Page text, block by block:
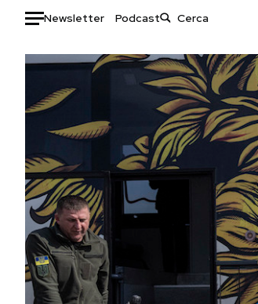
Newsletter Podcast
Auto
HOME
Italia
Politica
Tecnologia
Internet
Scienza
Cultura
Economia
Moda
Consumismi
Storie/Idee
Ok Boomer!
Media
Europa
Altrecose